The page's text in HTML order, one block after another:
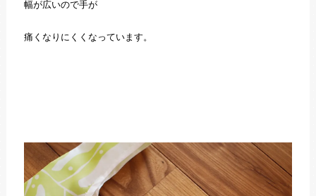
幅が広いので手が
痛くなりにくくなっています。